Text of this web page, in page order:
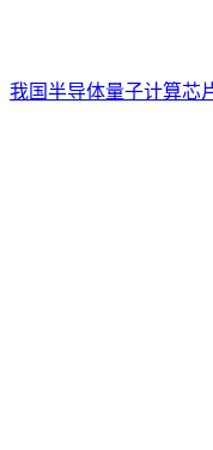
我国半导体量子计算芯